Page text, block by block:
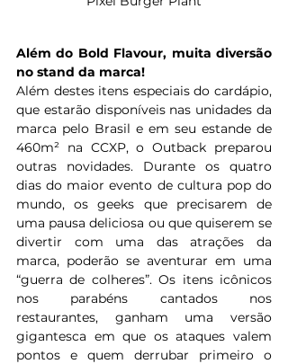
Além do Bold Flavour, muita diversão
no stand da marca!
Além destes itens especiais do cardápio,
que estarão disponíveis nas unidades da
marca pelo Brasil e em seu estande de
460m² na CCXP, o Outback preparou
outras novidades. Durante os quatro
dias do maior evento de cultura pop do
mundo, os geeks que precisarem de
uma pausa deliciosa ou que quiserem se
divertir com uma das atrações da
marca, poderão se aventurar em uma
“guerra de colheres”. Os itens icônicos
nos parabéns cantados nos
restaurantes, ganham uma versão
gigantesca em que os ataques valem
pontos e quem derrubar primeiro o